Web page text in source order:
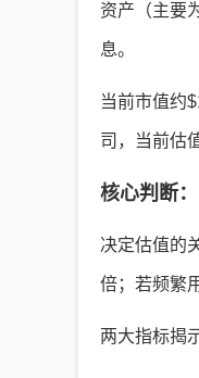
资产（主要
息。
当前市值约
司，当前估
核心判断
决定估值的
倍；若频繁
两大指标揭